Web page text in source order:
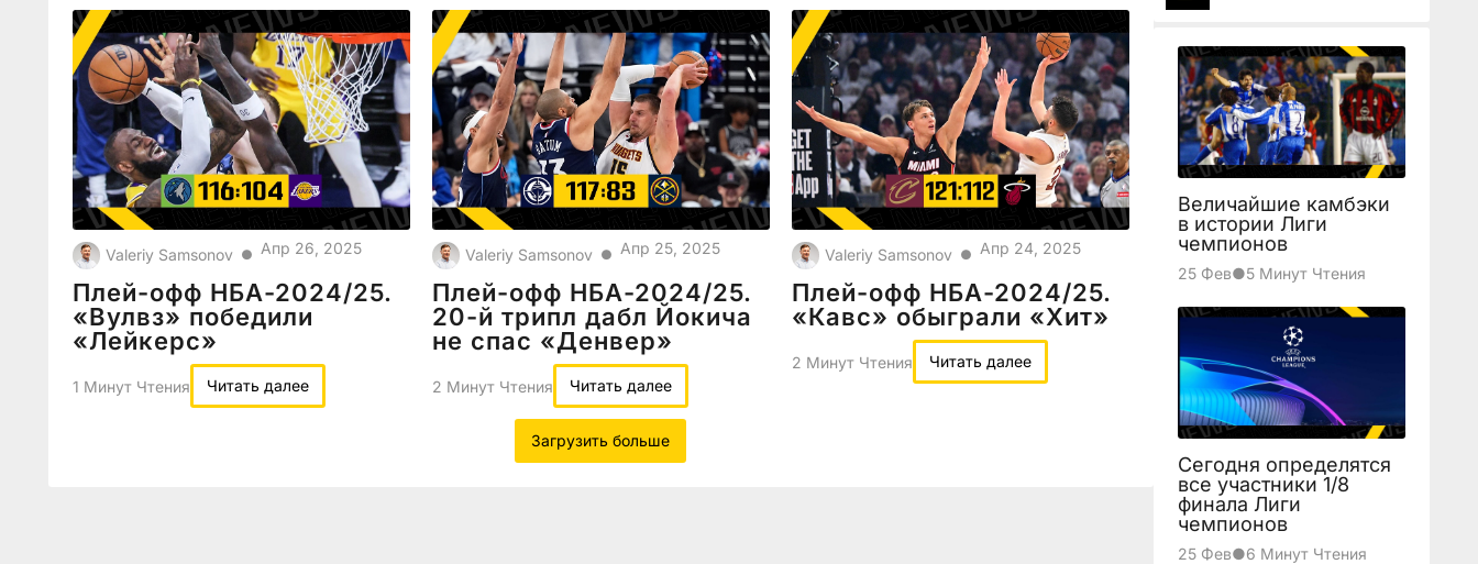
Valeriy Samsonov ● Апр 26, 2025
Плей-офф НБА-2024/25.
«Вулвз» победили
«Лейкерс»
1 Минут Чтения Читать далее
Valeriy Samsonov ● Апр 25, 2025
Плей-офф НБА-2024/25.
20-й трипл дабл Йокича
не спас «Денвер»
2 Минут Чтения Читать далее
Valeriy Samsonov ● Апр 24, 2025
Плей-офф НБА-2024/25.
«Кавс» обыграли «Хит»
2 Минут Чтения Читать далее
Загрузить больше
Величайшие камбэки
в истории Лиги
чемпионов
25 Фев●5 Минут Чтения
Сегодня определятся
все участники 1/8
финала Лиги
чемпионов
25 Фев●6 Минут Чтения